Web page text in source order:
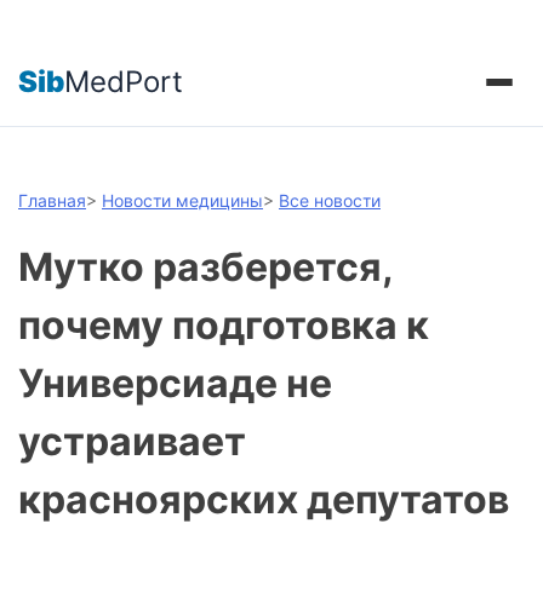
SibMedPort
Главная> Новости медицины> Все новости
Мутко разберется,
почему подготовка к
Универсиаде не
устраивает
красноярских депутатов